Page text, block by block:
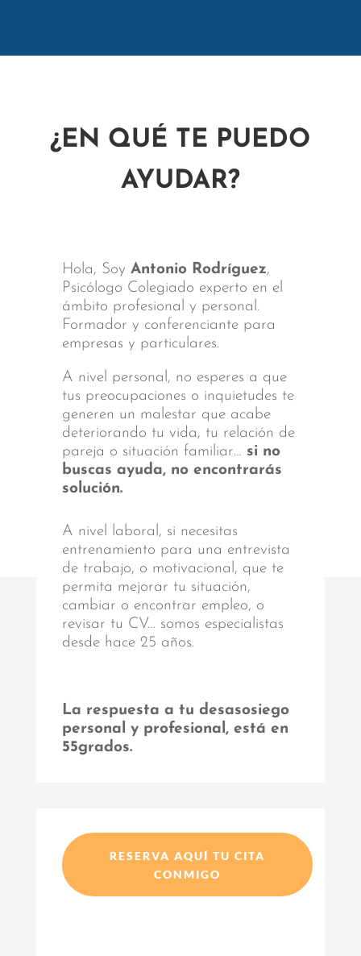
¿EN QUÉ TE PUEDO
AYUDAR?
Hola, Soy Antonio Rodríguez,
Psicólogo Colegiado experto en el
ámbito profesional y personal.
Formador y conferenciante para
empresas y particulares.
A nivel personal, no esperes a que
tus preocupaciones o inquietudes te
generen un malestar que acabe
deteriorando tu vida, tu relación de
pareja o situación familiar… si no
buscas ayuda, no encontrarás
solución.
A nivel laboral, si necesitas
entrenamiento para una entrevista
de trabajo, o motivacional, que te
permita mejorar tu situación,
cambiar o encontrar empleo, o
revisar tu CV… somos especialistas
desde hace 25 años.
La respuesta a tu desasosiego
personal y profesional, está en
55grados.
RESERVA AQUÍ TU CITA
CONMIGO